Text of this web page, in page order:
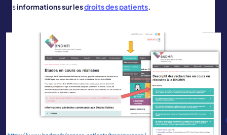
lesinformations sur lesdroits des patients.